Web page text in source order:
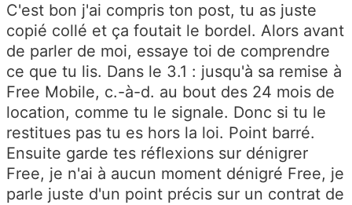
C'est bon j'ai compris ton post, tu as juste
copié collé et ça foutait le bordel. Alors avant
de parler de moi, essaye toi de comprendre
ce que tu lis. Dans le 3.1 : jusqu'à sa remise à
Free Mobile, c.-à-d. au bout des 24 mois de
location, comme tu le signale. Donc si tu le
restitues pas tu es hors la loi. Point barré.
Ensuite garde tes réflexions sur dénigrer
Free, je n'ai à aucun moment dénigré Free, je
parle juste d'un point précis sur un contrat de